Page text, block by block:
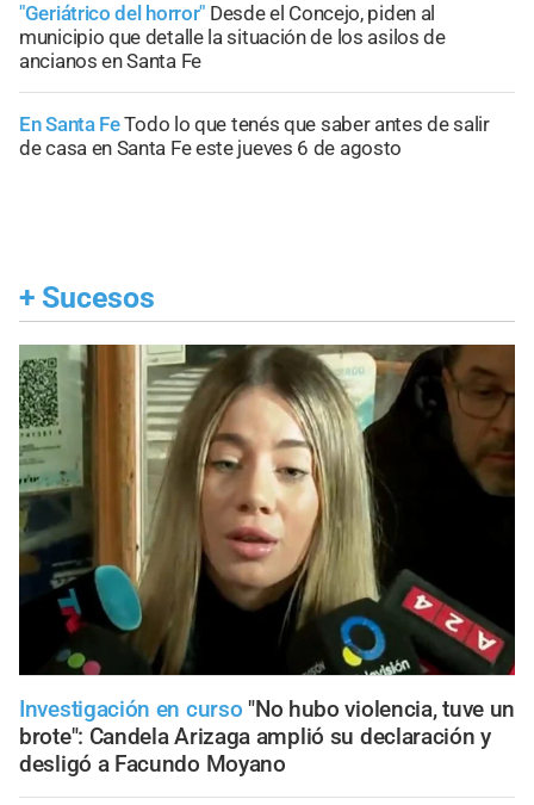
"Geriátrico del horror" Desde el Concejo, piden al
municipio que detalle la situación de los asilos de
ancianos en Santa Fe
En Santa FeTodo lo que tenés que saber antes de salir
de casa en Santa Fe este jueves 6 de agosto
+ Sucesos
Investigación en curso "No hubo violencia, tuve un
brote": Candela Arizaga amplió su declaración y
desligó a Facundo Moyano